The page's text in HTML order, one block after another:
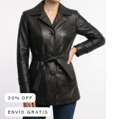
30% OFF
ENVÍO GRATIS